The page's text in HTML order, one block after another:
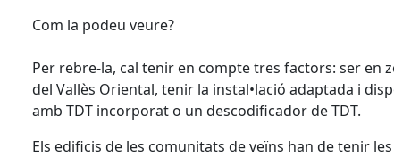
Com la podeu veure?
Per rebre-la, cal tenir en compte tres factors: ser en
del Vallès Oriental, tenir la instal•lació adaptada i
amb TDT incorporat o un descodificador de TDT.
Els edificis de les comunitats de veïns han de tenir